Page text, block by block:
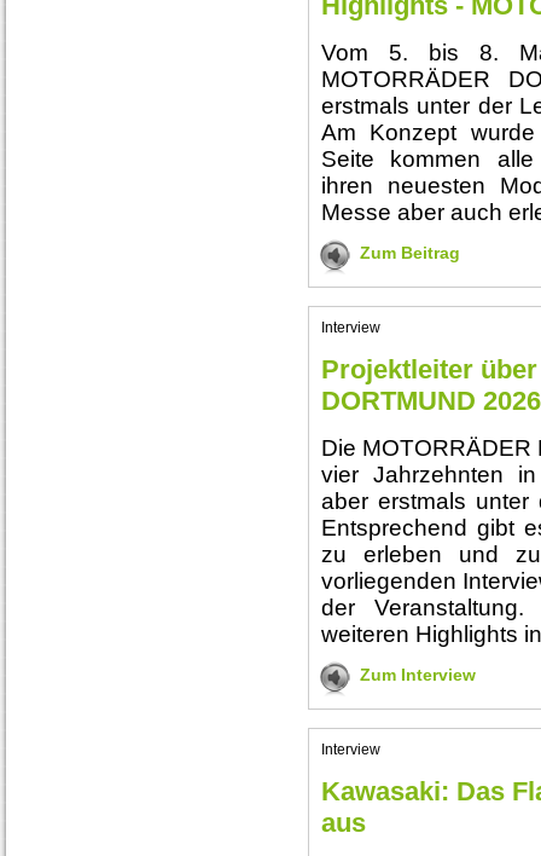
Vom 5. bis 8.
MOTORRÄDER
erstmals unter der
Am Konzept
Seite kommen alle
ihren neuesten
Messe aber auch
Zum Beitrag
Interview
Projektleiter über
DORTMUND 2026
Die
vier Jahrzehnten
aber erstmals unter
Entsprechend gibt
zu erleben und
vorliegenden
der
weiteren Highlights
Zum Interview
Interview
Kawasaki: Das
aus